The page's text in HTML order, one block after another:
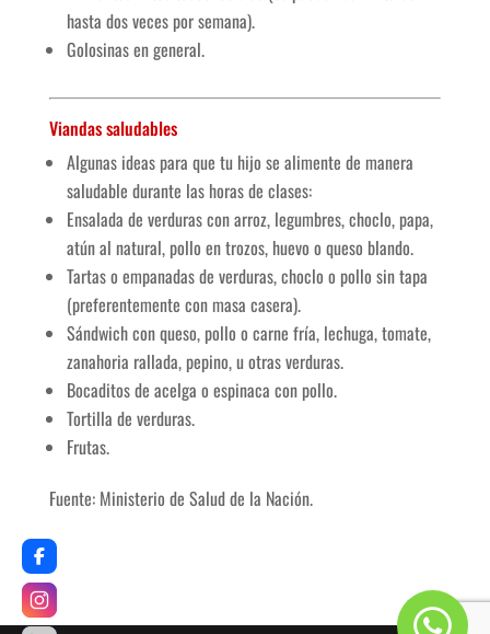
hasta dos veces por semana).
Golosinas en general.
Viandas saludables
Algunas ideas para que tu hijo se alimente de manera
saludable durante las horas de clases:
Ensalada de verduras con arroz, legumbres, choclo, papa,
atún al natural, pollo en trozos, huevo o queso blando.
Tartas o empanadas de verduras, choclo o pollo sin tapa
(preferentemente con masa casera).
Sándwich con queso, pollo o carne fría, lechuga, tomate,
zanahoria rallada, pepino, u otras verduras.
Bocaditos de acelga o espinaca con pollo.
Tortilla de verduras.
Frutas.
Fuente: Ministerio de Salud de la Nación.